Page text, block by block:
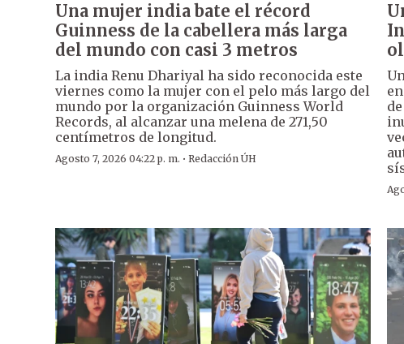
Una mujer india bate el récord
Guinness de la cabellera más larga
del mundo con casi 3 metros
La india Renu Dhariyal ha sido reconocida este
viernes como la mujer con el pelo más largo del
mundo por la organización Guinness World
Records, al alcanzar una melena de 271,50
centímetros de longitud.
Agosto 7, 2026 04:22 p. m. · Redacción ÚH